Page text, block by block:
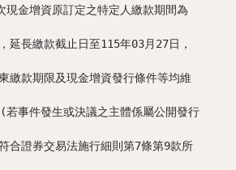
現金增資原訂定之特定人繳款期間為
延長繳款截止日至115年03月27日，
繳款期限及現金增資發行條件等均維
事件發生或決議之主體係屬公開發行
合證券交易法施行細則第7條第9款所